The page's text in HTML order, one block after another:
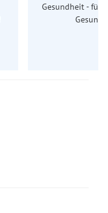
Gesundheit - für